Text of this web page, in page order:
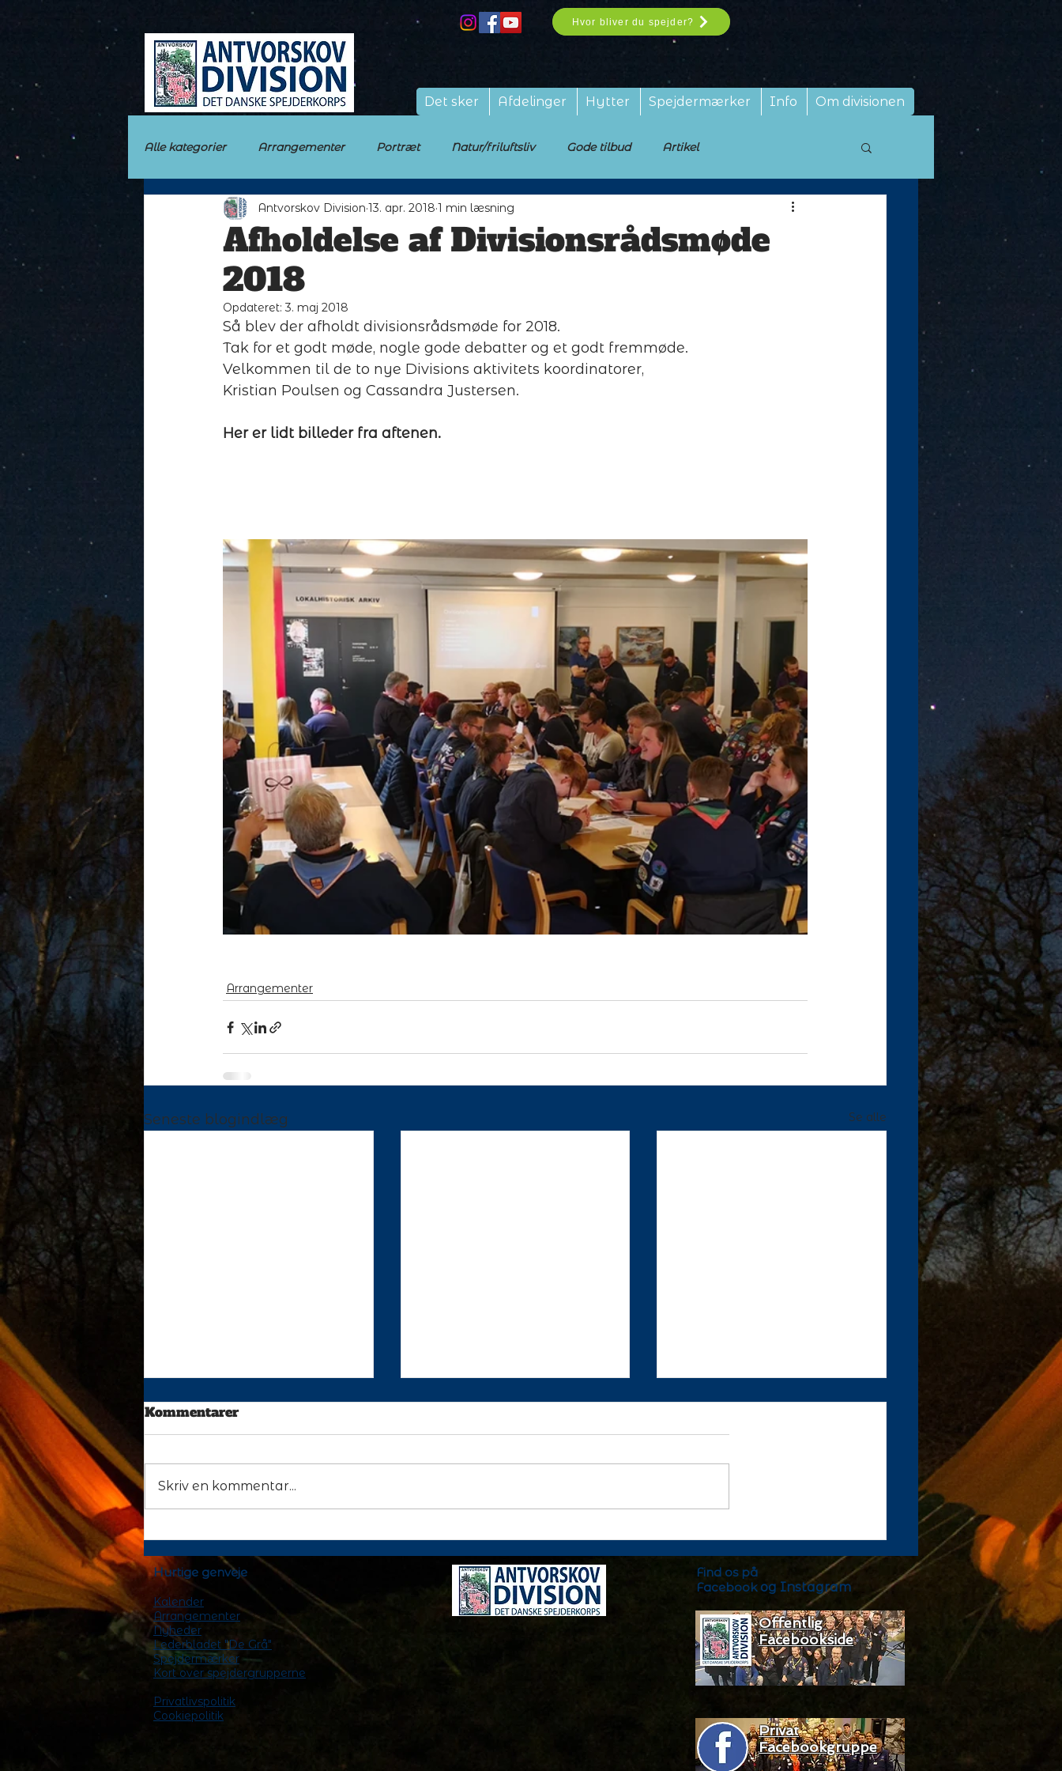
Hvor bliver du spejder?
Det sker Afdelinger Hytter Spejdermærker Info Om divisionen
Alle kategorier Arrangementer Portræt Natur/friluftsliv Gode tilbud Artikel
Afholdelse af Divisionsrådsmøde
2018
Antvorskov Division 13. apr. 2018 1 min læsning
Opdateret:3. maj 2018
Så blev der afholdt divisionsrådsmøde for 2018.
Tak for et godt møde, nogle gode debatter og et godt fremmøde.
Velkommen til de to nye Divisions aktivitets koordinatorer,
Kristian Poulsen og Cassandra Justersen.
Her er lidt billeder fra aftenen.
Arrangementer
Seneste blogindlæg Se alle
Nat i Naturen 2023
Blåt lederspor 2022
Klar til
Divisionsrådsmøde?
Kommentarer
Skriv en kommentar...
Hurtige genveje
Kalender
Arrangementer
Nyheder
Lederbladet "De Grå"
Spejdermærker
Kort over spejdergrupperne
Privatlivspolitik
Cookiepolitik
Find os på
Facebook og Instagram
Offentlig
Facebookside
Privat
Facebookgruppe